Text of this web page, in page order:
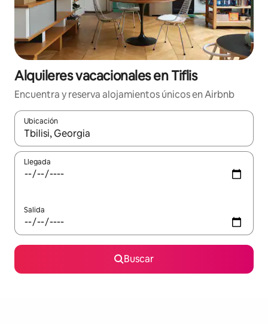
Alquileres vacacionales en Tiflis
Encuentra y reserva alojamientos únicos en Airbnb
Ubicación
Cuando los resultados estén disponibles, navega con las
Llegada
Salida
Buscar